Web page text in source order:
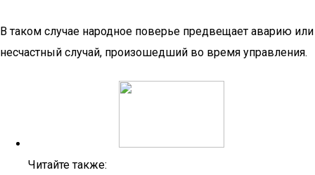
В таком случае народное поверье предвещает аварию или
несчастный случай, произошедший во время управления.
Читайте также: